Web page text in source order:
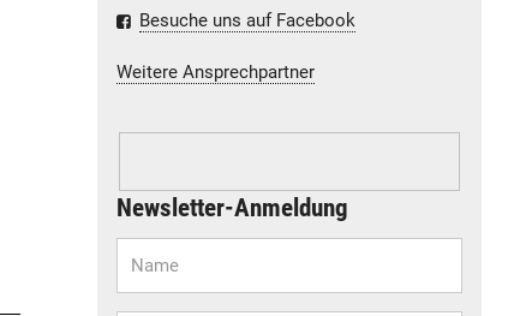
Besuche uns auf Facebook
Weitere Ansprechpartner
Newsletter-Anmeldung